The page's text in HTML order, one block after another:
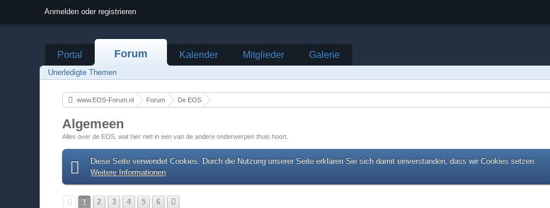
Anmelden oder registrieren
Portal Forum Kalender Mitglieder Galerie
Unerledigte Themen
www.EOS-Forum.nl Forum De EOS
Algemeen
Alles over de EOS, wat hier niet in een van de andere onderwerpen thuis hoort.
Diese Seite verwendet Cookies. Durch die Nutzung unserer Seite erklären Sie sich damit einverstanden, dass wir Cookies setzen.
Weitere Informationen
1 2 3 4 5 6